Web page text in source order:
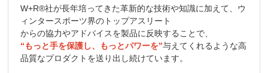
W+R®社が長年培ってきた革新的な技術や知識に加えて、ウ
ィンタースポーツ界のトップアスリート
からの協力やアドバイスを製品に反映することで、
“もっと手を保護し、もっとパワーを”与えてくれるような高
品質なプロダクトを送り出し続けています。